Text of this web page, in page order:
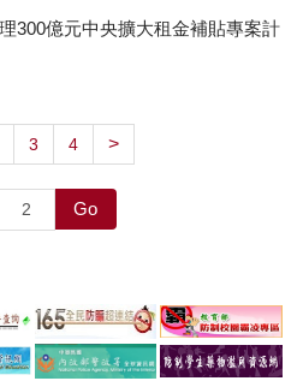
300億元中央擴大租金補貼專案計
3 4 >
Go